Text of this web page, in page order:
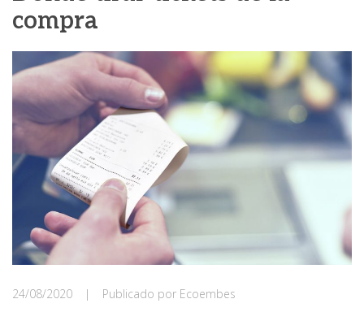
compra
24/08/2020 | Publicado por Ecoembes